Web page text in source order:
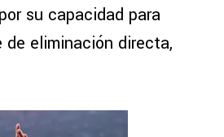
su capacidad para
eliminación directa,